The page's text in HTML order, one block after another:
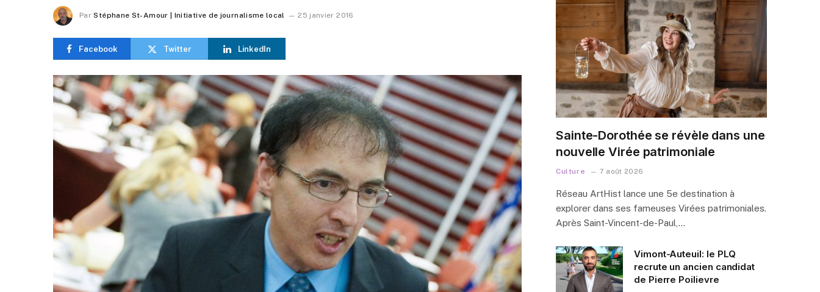
Par Stéphane St-Amour | Initiative de journalisme local 25 janvier 2016
Facebook Twitter LinkedIn
Sainte-Dorothée se révèle dans une
nouvelle Virée patrimoniale
Culture 7 août 2026
Réseau ArtHist lance une 5e destination à
explorer dans ses fameuses Virées patrimoniales.
Après Saint-Vincent-de-Paul,…
Vimont-Auteuil: le PLQ
recrute un ancien candidat
de Pierre Poilievre